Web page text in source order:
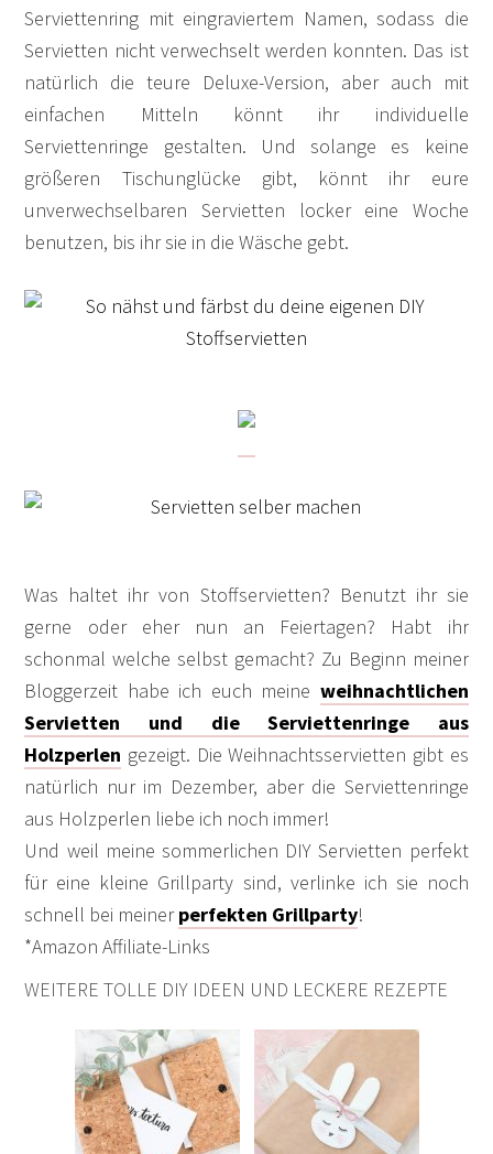
Serviettenring mit eingraviertem Namen, sodass die
Servietten nicht verwechselt werden konnten. Das ist
natürlich die teure Deluxe-Version, aber auch mit
einfachen Mitteln könnt ihr individuelle
Serviettenringe gestalten. Und solange es keine
größeren Tischunglücke gibt, könnt ihr eure
unverwechselbaren Servietten locker eine Woche
benutzen, bis ihr sie in die Wäsche gebt.
Was haltet ihr von Stoffservietten? Benutzt ihr sie
gerne oder eher nun an Feiertagen? Habt ihr
schonmal welche selbst gemacht? Zu Beginn meiner
Bloggerzeit habe ich euch meine weihnachtlichen
Servietten und die Serviettenringe aus
Holzperlen gezeigt. Die Weihnachtsservietten gibt es
natürlich nur im Dezember, aber die Serviettenringe
aus Holzperlen liebe ich noch immer!
Und weil meine sommerlichen DIY Servietten perfekt
für eine kleine Grillparty sind, verlinke ich sie noch
schnell bei meinerperfekten Grillparty!
*Amazon Affiliate-Links
WEITERE TOLLE DIY IDEEN UND LECKERE REZEPTE